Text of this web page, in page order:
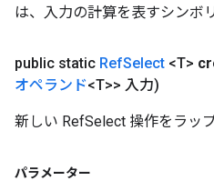
は、入力の計算を表すシンボ
public static RefSelect <T>
オペランド<T>> 入力)
新しい RefSelect 操作をラッ
パラメーター